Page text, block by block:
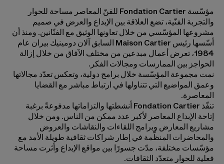
مؤسّسة Fondation Cartier للفنّ المعاصر مساحة للحوار
والتجربة الفنّية، تضع العلاقة بين الإبداع والعرض في صميم
مشروعها المؤسّسي من خلال تعاونها الوثيق مع الفنّانين. ومنذ أن
أسّسها رئيس Maison Cartier السابق آلان دومينيك بيران عام
1984، تعرض أعمال مبدعين من مختلف الآفاق من خلال إزالة
الحواجز بين الممارسات ومجالات الفكر.
نمت مجموعة المؤسّسة خلال برامج دولية، وتعكس تعدّد مجالاتها
وعمق المواضيع التي تتناولها في ارتباط مباشر مع القضايا
المعاصرة.
تنفّذ Fondation Cartier أنشطتها والتزاماتها مدفوعةً برغبة
إتاحة الإبداع المعاصر لأكبر عدد ممكن من الناس. ومن خلال
مشاريع المعارض وبرامج اللقاءات والنقاشات والعروض
والمحاضرات المنظّمة في إطار شراكات ثقافية طويلة الأمد مع
مؤسّسات مختلفة، مدّت جسورًا بين مواقع الإبداع وأثرت مساحة
فعلية للحوار متعدّد الثقافات.